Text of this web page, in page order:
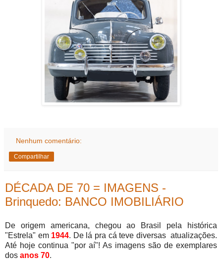
Nenhum comentário:
Compartilhar
DÉCADA DE 70 = IMAGENS -
Brinquedo: BANCO IMOBILIÁRIO
De origem americana, chegou ao Brasil pela histórica
"Estrela" em 1944. De lá pra cá teve diversas atualizações.
Até hoje continua "por aí"! As imagens são de exemplares
dos anos 70.